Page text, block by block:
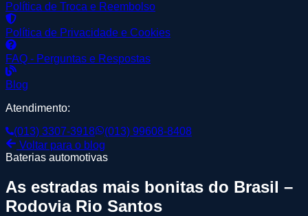
Política de Troca e Reembolso
Política de Privacidade e Cookies
FAQ - Perguntas e Respostas
Blog
Atendimento:
(013) 3307-3918
(013) 99608-8408
Voltar para o blog
Baterias automotivas
As estradas mais bonitas do Brasil –
Rodovia Rio Santos